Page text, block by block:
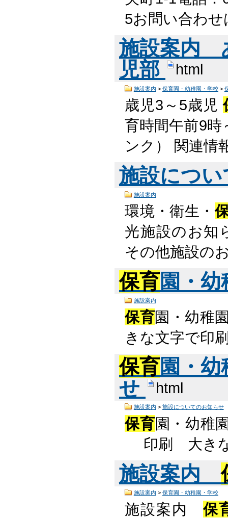
5お問い合わ
施設案内
児部
html
施設案内 > 保育園・幼稚園・学校>
歳児3～5歳児
育時間午前9時
ンク） 関連情
施設につ
施設案内
環境・衛生・
光施設のお知
その他施設の
保育園・
施設案内
保育園・幼稚
きな文字で印
保育園・幼
せ
html
施設案内 > 施設についてのお知らせ
保育園・幼稚
印刷 大きな
施設案内
施設案内 > 保育園・幼稚園・学校
施設案内保